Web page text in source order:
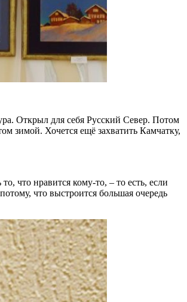
Открыл для себя Русский Север. Потом
зимой. Хочется ещё захватить Камчатку,
что нравится кому-то, – то есть, если
что выстроится большая очередь